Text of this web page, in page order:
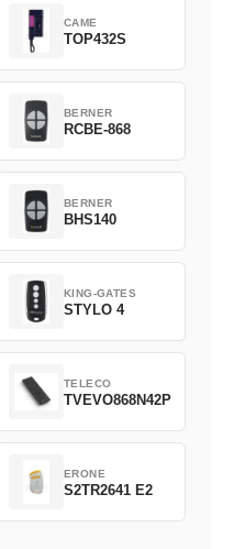
CAME
TOP432S
BERNER
RCBE-868
BERNER
BHS140
KING-GATES
STYLO 4
TELECO
TVEVO868N42P
ERONE
S2TR2641 E2